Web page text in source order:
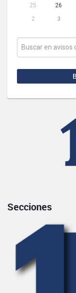
25
26
2
3
Secciones